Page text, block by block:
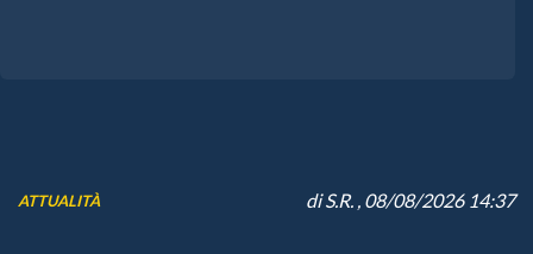
ATTUALITÀ diS.R. , 08/08/2026 14:37